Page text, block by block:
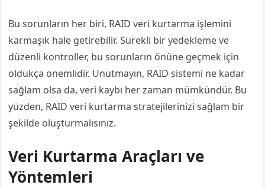
Bu sorunların her biri, RAID veri kurtarma işlemini
karmaşık hale getirebilir. Sürekli bir yedekleme ve
düzenli kontroller, bu sorunların önüne geçmek için
oldukça önemlidir. Unutmayın, RAID sistemi ne kadar
sağlam olsa da, veri kaybı her zaman mümkündür. Bu
yüzden, RAID veri kurtarma stratejilerinizi sağlam bir
şekilde oluşturmalısınız.
Veri Kurtarma Araçları ve
Yöntemleri